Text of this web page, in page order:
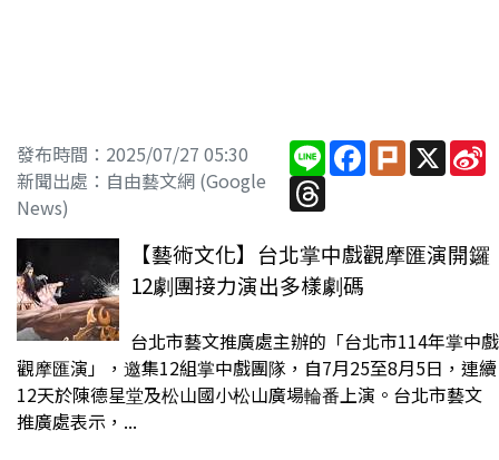
發布時間：2025/07/27 05:30
新聞出處：自由藝文網 (Google
News)
LineFacebook
PlurkX
Threads
【藝術文化】台北掌中戲觀摩匯演開鑼
12劇團接力演出多樣劇碼
台北市藝文推廣處主辦的「台北市114年掌中戲
觀摩匯演」，邀集12組掌中戲團隊，自7月25至8月5日，連續
12天於陳德星堂及松山國小松山廣場輪番上演。台北市藝文
推廣處表示，...